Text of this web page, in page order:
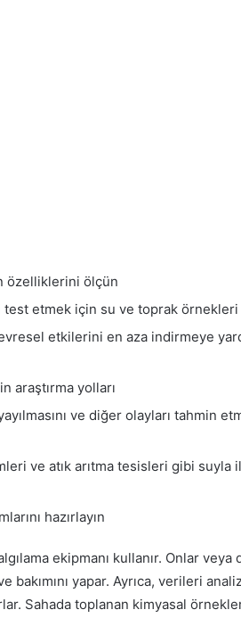
özelliklerini ölçün
etmek için su ve toprak örnekleri
etkilerini en aza indirmeye
araştırma yolları
ve diğer olayları tahmin
ve atık arıtma tesisleri gibi
hazırlayın
ekipmanı kullanır. Onlar
yapar. Ayrıca, verileri
Sahada toplanan kimyasal